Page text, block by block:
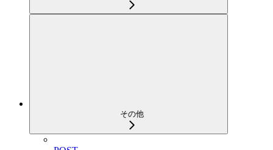
その他